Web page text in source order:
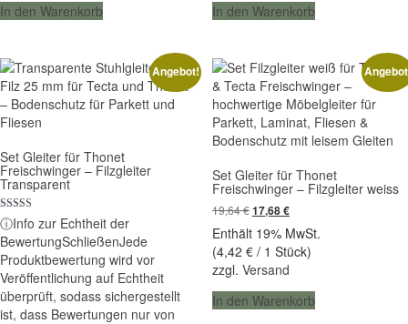
In den Warenkorb
In den Warenkorb
Angebot!
Set Gleiter für Thonet
Freischwinger – Filzgleiter
Transparent
Bewertet mit
4.90
von 5
ⓘInfo zur Echtheit der
BewertungSchließenJede
Produktbewertung wird vor
Veröffentlichung auf Echtheit
überprüft, sodass sichergestellt
ist, dass Bewertungen nur von
Set Gleiter für Thonet
Freischwinger – Filzgleiter weiss
19,64€Ursprünglicher
war:
19,64 €
17,68€Aktueller
Preis
ist:
17,68 €.
Enthält 19% MwSt.
(4,42 €/ 1 Stück)
zzgl. Versand
In den Warenkorb